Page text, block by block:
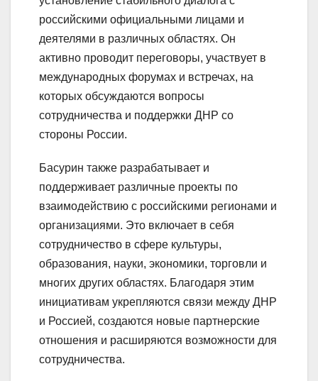
российскими официальными лицами и
деятелями в различных областях. Он
активно проводит переговоры, участвует в
международных форумах и встречах, на
которых обсуждаются вопросы
сотрудничества и поддержки ДНР со
стороны России.
Басурин также разрабатывает и
поддерживает различные проекты по
взаимодействию с российскими регионами и
организациями. Это включает в себя
сотрудничество в сфере культуры,
образования, науки, экономики, торговли и
многих других областях. Благодаря этим
инициативам укрепляются связи между ДНР
и Россией, создаются новые партнерские
отношения и расширяются возможности для
сотрудничества.